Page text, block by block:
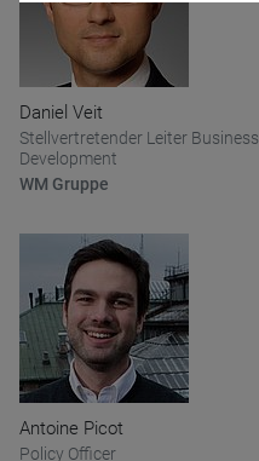
Daniel Veit
Stellvertretender Leiter Business
Development
WM Gruppe
Antoine Picot
Policy Officer
Name
Ablauf
1 Jahr